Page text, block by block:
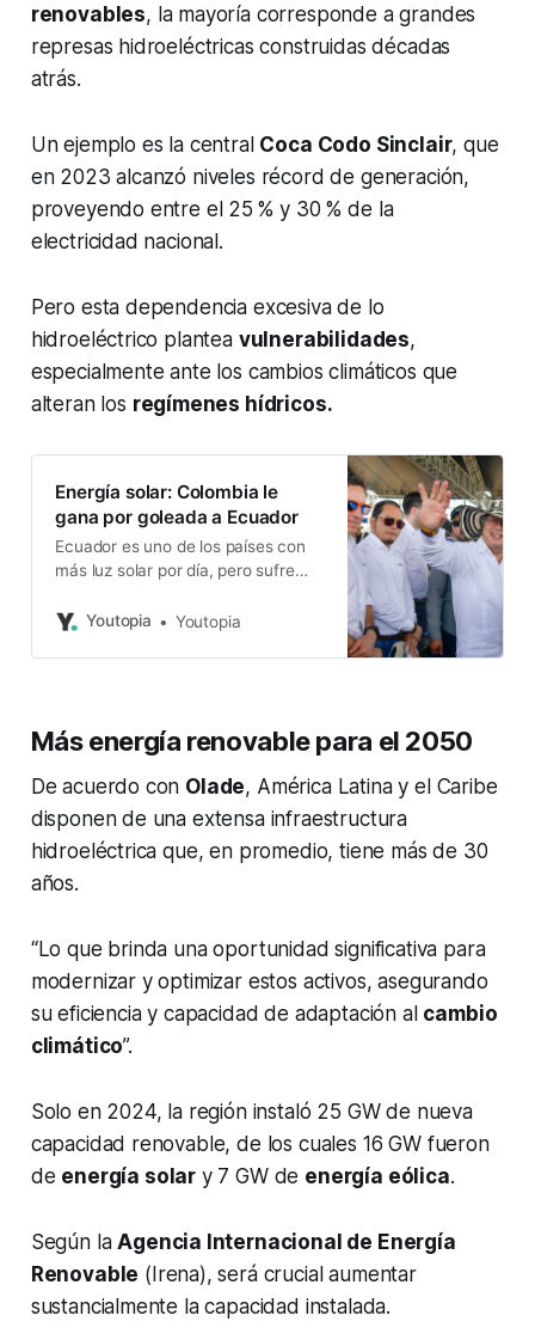
renovables, la mayoría corresponde a grandes
represas hidroeléctricas construidas décadas
atrás.
Un ejemplo es la central Coca Codo Sinclair, que
en 2023 alcanzó niveles récord de generación,
proveyendo entre el 25 % y 30 % de la
electricidad nacional.
Pero esta dependencia excesiva de lo
hidroeléctrico plantea vulnerabilidades,
especialmente ante los cambios climáticos que
alteran los regímenes hídricos.
Energía solar: Colombia le
gana por goleada a Ecuador
Ecuador es uno de los países con
más luz solar por día, pero sufre
Youtopia
Youtopia
Más energía renovable para el 2050
De acuerdo con Olade, América Latina y el Caribe
disponen de una extensa infraestructura
hidroeléctrica que, en promedio, tiene más de 30
años.
“Lo que brinda una oportunidad significativa para
modernizar y optimizar estos activos, asegurando
su eficiencia y capacidad de adaptación al cambio
climático”.
Solo en 2024, la región instaló 25 GW de nueva
capacidad renovable, de los cuales 16 GW fueron
de energía solar y 7 GW de energía eólica.
Según laAgencia Internacional de Energía
Renovable (Irena), será crucial aumentar
sustancialmente la capacidad instalada.